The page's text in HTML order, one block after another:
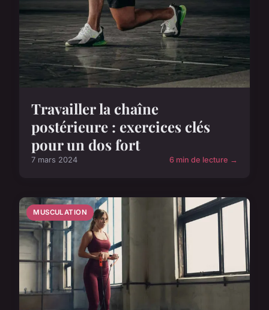
Travailler la chaîne
postérieure : exercices clés
pour un dos fort
7 mars 2024 6 min de lecture →
MUSCULATION